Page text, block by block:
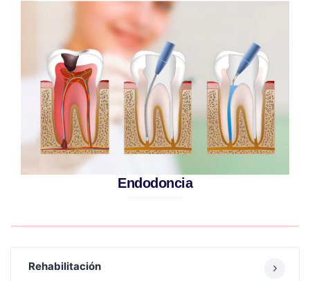
Endodoncia
Rehabilitación